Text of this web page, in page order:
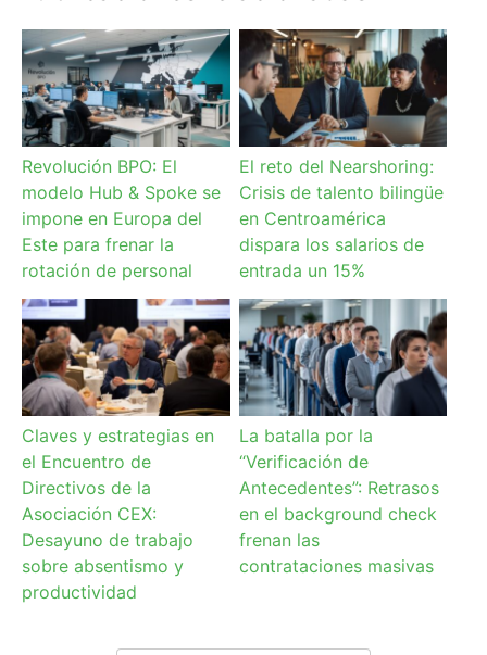
Revolución BPO: El
modelo Hub & Spoke se
impone en Europa del
Este para frenar la
rotación de personal
El reto del Nearshoring:
Crisis de talento bilingüe
en Centroamérica
dispara los salarios de
entrada un 15%
Claves y estrategias en
el Encuentro de
Directivos de la
Asociación CEX:
Desayuno de trabajo
sobre absentismo y
productividad
La batalla por la
“Verificación de
Antecedentes”: Retrasos
en el background check
frenan las
contrataciones masivas